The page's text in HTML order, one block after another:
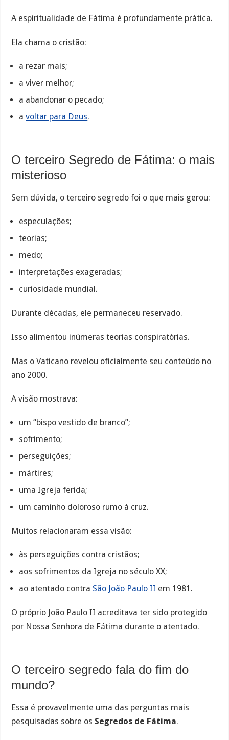
A espiritualidade de Fátima é profundamente prática.
Ela chama o cristão:
a rezar mais;
a viver melhor;
a abandonar o pecado;
avoltar para Deus.
O terceiro Segredo de Fátima: o mais
misterioso
Sem dúvida, o terceiro segredo foi o que mais gerou:
especulações;
teorias;
medo;
interpretações exageradas;
curiosidade mundial.
Durante décadas, ele permaneceu reservado.
Isso alimentou inúmeras teorias conspiratórias.
Mas o Vaticano revelou oficialmente seu conteúdo no
ano 2000.
A visão mostrava:
um “bispo vestido de branco”;
sofrimento;
perseguições;
mártires;
uma Igreja ferida;
um caminho doloroso rumo à cruz.
Muitos relacionaram essa visão:
às perseguições contra cristãos;
aos sofrimentos da Igreja no século XX;
ao atentado contra São João Paulo II em 1981.
O próprio João Paulo II acreditava ter sido protegido
por Nossa Senhora de Fátima durante o atentado.
O terceiro segredo fala do fim do
mundo?
Essa é provavelmente uma das perguntas mais
pesquisadas sobre os Segredos de Fátima.